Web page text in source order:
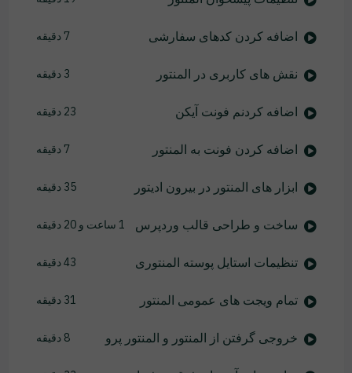
اضافه کردن کدهای سفارشی 7 دقیقه
نقش های کاربری در المنتور 3 دقیقه
اضافه کردنم فونت آیکن 23 دقیقه
اضافه کردن فونت به المنتور 7 دقیقه
ابزار های المنتور در بیرون ادیتور 35 دقیقه
ساخت و طراحی قالب وردپرس 1 ساعت و 20 دقیقه
تنظیمات استایل پوسته المنتوری 43 دقیقه
تمام ویجت های عمومی المنتور 31 دقیقه
خروجی گرفتن از المنتور و المنتور پرو 8 دقیقه